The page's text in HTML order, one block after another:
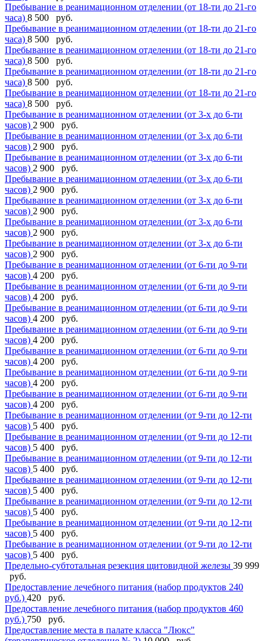
Пребывание в реанимационном отделении (от 18-ти до 21-го
часа) 8 500 руб.
Пребывание в реанимационном отделении (от 18-ти до 21-го
часа) 8 500 руб.
Пребывание в реанимационном отделении (от 18-ти до 21-го
часа) 8 500 руб.
Пребывание в реанимационном отделении (от 18-ти до 21-го
часа) 8 500 руб.
Пребывание в реанимационном отделении (от 18-ти до 21-го
часа) 8 500 руб.
Пребывание в реанимационном отделении (от 3-х до 6-ти
часов) 2 900 руб.
Пребывание в реанимационном отделении (от 3-х до 6-ти
часов) 2 900 руб.
Пребывание в реанимационном отделении (от 3-х до 6-ти
часов) 2 900 руб.
Пребывание в реанимационном отделении (от 3-х до 6-ти
часов) 2 900 руб.
Пребывание в реанимационном отделении (от 3-х до 6-ти
часов) 2 900 руб.
Пребывание в реанимационном отделении (от 3-х до 6-ти
часов) 2 900 руб.
Пребывание в реанимационном отделении (от 3-х до 6-ти
часов) 2 900 руб.
Пребывание в реанимационном отделении (от 6-ти до 9-ти
часов) 4 200 руб.
Пребывание в реанимационном отделении (от 6-ти до 9-ти
часов) 4 200 руб.
Пребывание в реанимационном отделении (от 6-ти до 9-ти
часов) 4 200 руб.
Пребывание в реанимационном отделении (от 6-ти до 9-ти
часов) 4 200 руб.
Пребывание в реанимационном отделении (от 6-ти до 9-ти
часов) 4 200 руб.
Пребывание в реанимационном отделении (от 6-ти до 9-ти
часов) 4 200 руб.
Пребывание в реанимационном отделении (от 6-ти до 9-ти
часов) 4 200 руб.
Пребывание в реанимационном отделении (от 9-ти до 12-ти
часов) 5 400 руб.
Пребывание в реанимационном отделении (от 9-ти до 12-ти
часов) 5 400 руб.
Пребывание в реанимационном отделении (от 9-ти до 12-ти
часов) 5 400 руб.
Пребывание в реанимационном отделении (от 9-ти до 12-ти
часов) 5 400 руб.
Пребывание в реанимационном отделении (от 9-ти до 12-ти
часов) 5 400 руб.
Пребывание в реанимационном отделении (от 9-ти до 12-ти
часов) 5 400 руб.
Пребывание в реанимационном отделении (от 9-ти до 12-ти
часов) 5 400 руб.
Предельно-субтотальная резекция щитовидной железы 39 999
руб.
Предоставление лечебного питания (набор продуктов 240
руб.) 420 руб.
Предоставление лечебного питания (набор продуктов 460
руб.) 750 руб.
Предоставление места в палате класса "Люкс"